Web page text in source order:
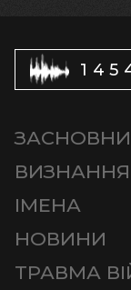
ВИЗНАННЯ
ІМЕНА
НОВИНИ
ТРАВМА